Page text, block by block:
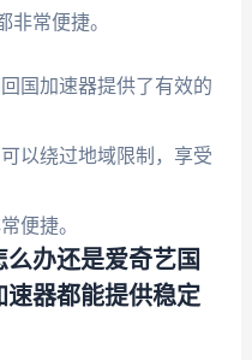
非常便捷。
国加速器提供了有效的
以绕过地域限制，享受
便捷。
办还是爱奇艺国
器都能提供稳定